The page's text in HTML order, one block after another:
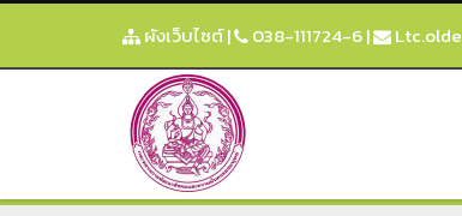
ผังเว็บไซต์| 038-111724-6|